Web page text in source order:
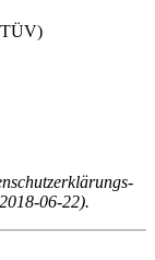
TÜV)
06-22).